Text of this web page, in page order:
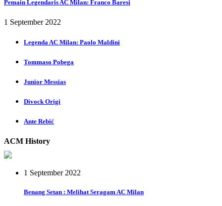
Pemain Legendaris AC Milan: Franco Baresi
1 September 2022
Legenda AC Milan: Paolo Maldini
Tommaso Pobega
Junior Messias
Divock Origi
Ante Rebić
ACM History
1 September 2022
Benang Setan : Melihat Seragam AC Milan